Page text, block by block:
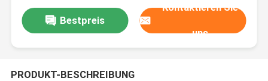
Bestpreis
Kontaktieren Sie
uns
PRODUKT-BESCHREIBUNG